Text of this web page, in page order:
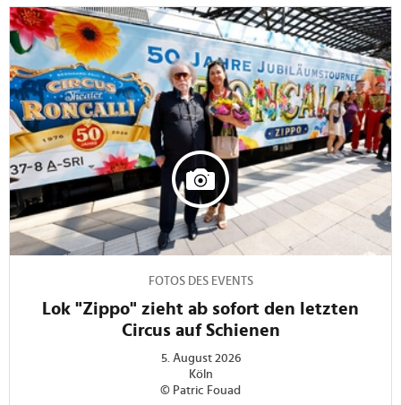
FOTOS DES EVENTS
Lok "Zippo" zieht ab sofort den letzten
Circus auf Schienen
5. August 2026
Köln
© Patric Fouad